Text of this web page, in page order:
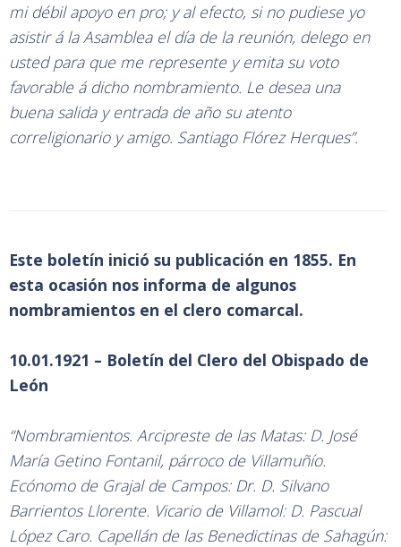
mi débil apoyo en pro; y al efecto, si no pudiese yo
asistir á la Asamblea el día de la reunión, delego en
usted para que me represente y emita su voto
favorable á dicho nombramiento. Le desea una
buena salida y entrada de año su atento
correligionario y amigo. Santiago Flórez Herques”.
Este boletín inició su publicación en 1855. En
esta ocasión nos informa de algunos
nombramientos en el clero comarcal.
10.01.1921 – Boletín del Clero del Obispado de
León
“Nombramientos. Arcipreste de las Matas: D. José
María Getino Fontanil, párroco de Villamuñío.
Ecónomo de Grajal de Campos: Dr. D. Silvano
Barrientos Llorente. Vicario de Villamol: D. Pascual
López Caro. Capellán de las Benedictinas de Sahagún: